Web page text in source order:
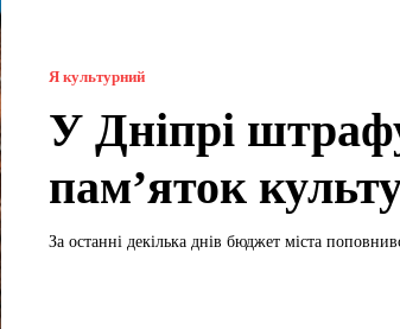
Я культурний
У Дніпрі
пам’яток
За останні декілька днів бюджет міста